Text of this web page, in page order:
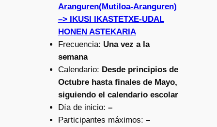
Aranguren(Mutiloa-Aranguren)
–> IKUSI IKASTETXE-UDAL
HONEN ASTEKARIA
Frecuencia: Una vez a la
semana
Calendario: Desde principios de
Octubre hasta finales de Mayo,
siguiendo el calendario escolar
Día de inicio: –
Participantes máximos: –